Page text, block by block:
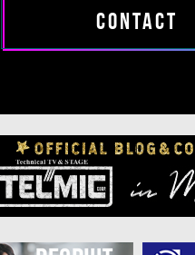
CONTACT